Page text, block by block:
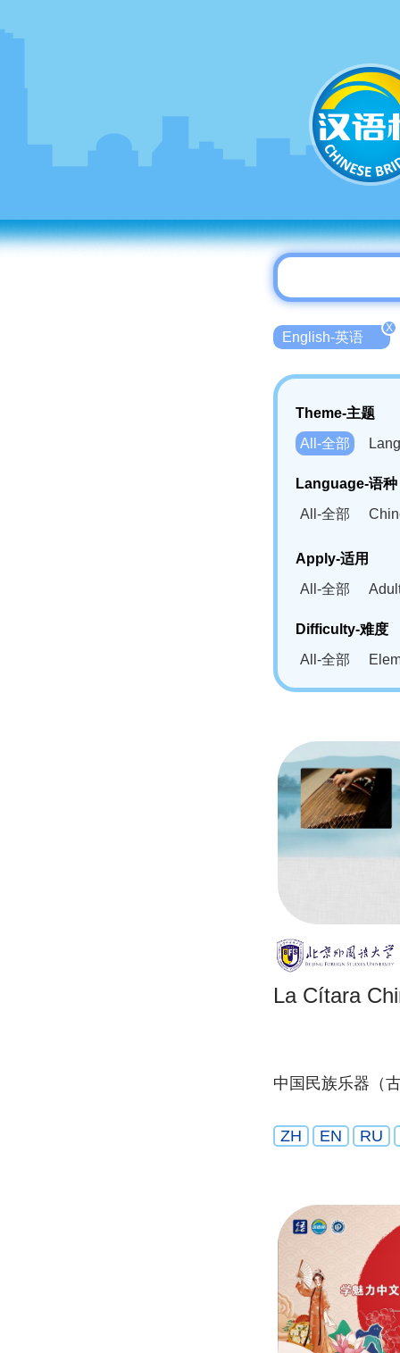
English-英语
X
Theme-主题
All-全部
Language-语种
All-全部
Bahasa
Swahili(SW)-
Apply-适用
All-全部
Difficulty-难度
All-全部
La Cítara
中国民族乐器（
ZH EN RU